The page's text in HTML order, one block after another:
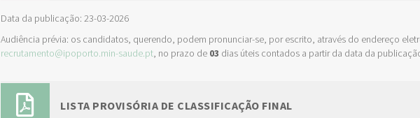
Data da publicação: 23-03-2026
Audiência prévia: os candidatos, querendo, podem pronunciar-se, por escrito, através do endereço
recrutamento@ipoporto.min-saude.pt, no prazo de 03 dias úteis contados a partir da data da
LISTA PROVISÓRIA DE CLASSIFICAÇÃO FINAL